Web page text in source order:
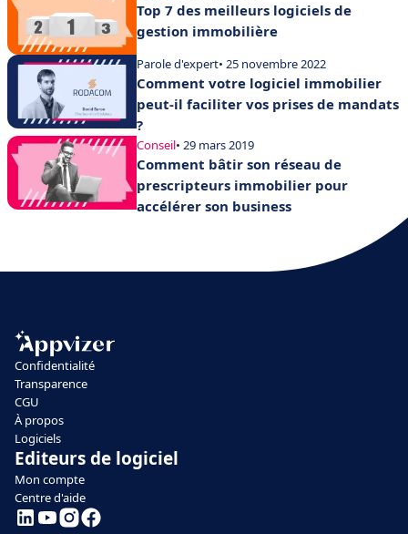
Top 7 des meilleurs logiciels de
gestion immobilière
Parole d'expert• 25 novembre 2022
Comment votre logiciel immobilier
peut-il faciliter vos prises de mandats
?
Conseil• 29 mars 2019
Comment bâtir son réseau de
prescripteurs immobilier pour
accélérer son business
Confidentialité
Transparence
CGU
À propos
Logiciels
Editeurs de logiciel
Mon compte
Centre d'aide